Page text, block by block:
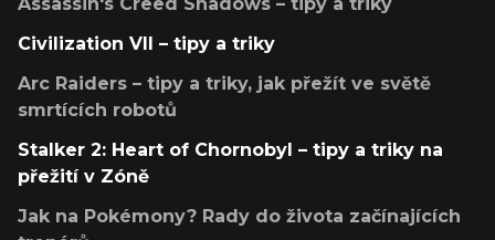
Civilization VII – tipy a triky
Arc Raiders – tipy a triky, jak přežít ve světě
smrtících robotů
Stalker 2: Heart of Chornobyl – tipy a triky na
přežití v Zóně
Jak na Pokémony? Rady do života začínajících